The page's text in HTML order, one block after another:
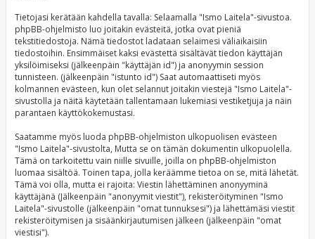
Tietojasi kerätään kahdella tavalla: Selaamalla "Ismo Laitela"-sivustoa.
phpBB-ohjelmisto luo joitakin evästeitä, jotka ovat pieniä
tekstitiedostoja. Nämä tiedostot ladataan selaimesi väliaikaisiin
tiedostoihin. Ensimmäiset kaksi evästettä sisältävät tiedon käyttäjän
yksilöimiseksi (jälkeenpäin "käyttäjän id") ja anonyymin session
tunnisteen. (jälkeenpäin "istunto id") Saat automaattiseti myös
kolmannen evästeen, kun olet selannut joitakin viestejä "Ismo Laitela"-
sivustolla ja näitä käytetään tallentamaan lukemiasi vestiketjuja ja näin
parantaen käyttökokemustasi.
Saatamme myös luoda phpBB-ohjelmiston ulkopuolisen evästeen
"Ismo Laitela"-sivustolta, Mutta se on tämän dokumentin ulkopuolella.
Tämä on tarkoitettu vain niille sivuille, joilla on phpBB-ohjelmiston
luomaa sisältöä. Toinen tapa, jolla keräämme tietoa on se, mitä lähetät.
Tämä voi olla, mutta ei rajoita: Viestin lähettäminen anonyyminä
käyttäjänä (Jälkeenpäin "anonyymit viestit"), rekisteröityminen "Ismo
Laitela"-sivustolle (jälkeenpäin "omat tunnuksesi") ja lähettämäsi viestit
rekisteröitymisen ja sisäänkirjautumisen jälkeen (jälkeenpäin "omat
viestisi").